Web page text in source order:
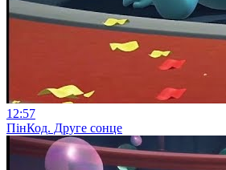
12:57
ПінКод. Друге сонце